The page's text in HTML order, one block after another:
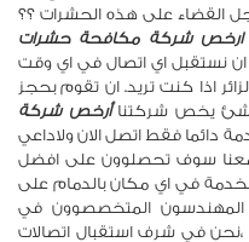
القضاء على هذه الحشرات ؟؟
ارخص شركة مكافحة حشرات
نستقبل اي اتصال في اي وقت
اذا كنت تريد. ان تقوم بحجز
شئ يخص شركتناأرخص شركة
دائما فقط اتصل الان ولاداعي
معنا سوف تحصلوون على افضل
في اي مكان بالدمام على
المهندسون المتخصصوون في
،نحن في شرف استقبال اتصالات